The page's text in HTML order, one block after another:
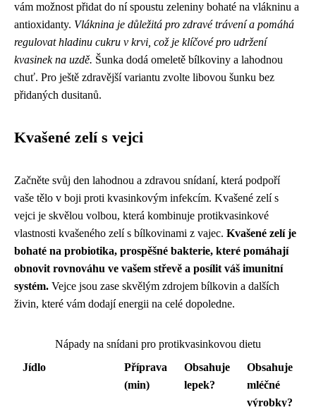
vám možnost přidat do ní spoustu zeleniny bohaté na vlákninu a
antioxidanty. Vláknina je důležitá pro zdravé trávení a pomáhá
regulovat hladinu cukru v krvi, což je klíčové pro udržení
kvasinek na uzdě. Šunka dodá omeletě bílkoviny a lahodnou
chuť. Pro ještě zdravější variantu zvolte libovou šunku bez
přidaných dusitanů.
Kvašené zelí s vejci
Začněte svůj den lahodnou a zdravou snídaní, která podpoří
vaše tělo v boji proti kvasinkovým infekcím. Kvašené zelí s
vejci je skvělou volbou, která kombinuje protikvasinkové
vlastnosti kvašeného zelí s bílkovinami z vajec. Kvašené zelí je
bohaté na probiotika, prospěšné bakterie, které pomáhají
obnovit rovnováhu ve vašem střevě a posílit váš imunitní
systém. Vejce jsou zase skvělým zdrojem bílkovin a dalších
živin, které vám dodají energii na celé dopoledne.
Nápady na snídani pro protikvasinkovou dietu
Jídlo
Příprava
(min)
Obsahuje
lepek?
Obsahuje
mléčné
výrobky?